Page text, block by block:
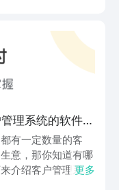
理系统的软件合
有一定数量的客
意，那你知道有哪
介绍客户管理系统
法来吸引更多的
更多